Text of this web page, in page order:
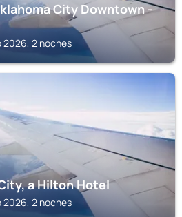
City Downtown -
2026, 2 noches
a Hilton Hotel
2026, 2 noches